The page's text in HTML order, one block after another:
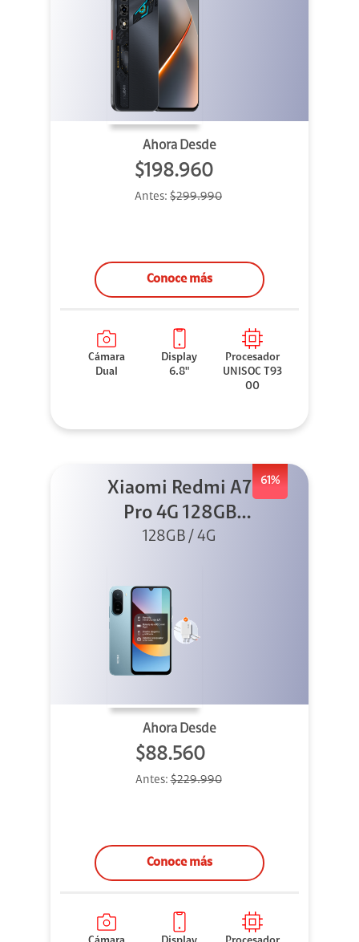
Ahora Desde
$198.960
Antes: $299.990
Conoce más
Cámara
Dual
Display
6.8"
Procesador
UNISOC T93
00
61%
Xiaomi Redmi A7
Pro 4G 128GB
Azul + Cargador
128GB / 4G
Ahora Desde
$88.560
Antes:$229.990
Conoce más